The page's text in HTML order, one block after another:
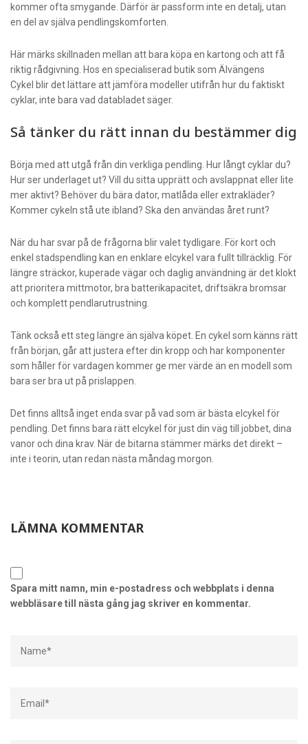
kommer ofta smygande. Därför är passform inte en detalj, utan
en del av själva pendlingskomforten.
Här märks skillnaden mellan att bara köpa en kartong och att få
riktig rådgivning. Hos en specialiserad butik som Älvängens
Cykel blir det lättare att jämföra modeller utifrån hur du faktiskt
cyklar, inte bara vad databladet säger.
Så tänker du rätt innan du bestämmer dig
Börja med att utgå från din verkliga pendling. Hur långt cyklar du?
Hur ser underlaget ut? Vill du sitta upprätt och avslappnat eller lite
mer aktivt? Behöver du bära dator, matlåda eller extrakläder?
Kommer cykeln stå ute ibland? Ska den användas året runt?
När du har svar på de frågorna blir valet tydligare. För kort och
enkel stadspendling kan en enklare elcykel vara fullt tillräcklig. För
längre sträckor, kuperade vägar och daglig användning är det klokt
att prioritera mittmotor, bra batterikapacitet, driftsäkra bromsar
och komplett pendlarutrustning.
Tänk också ett steg längre än själva köpet. En cykel som känns rätt
från början, går att justera efter din kropp och har komponenter
som håller för vardagen kommer ge mer värde än en modell som
bara ser bra ut på prislappen.
Det finns alltså inget enda svar på vad som är bästa elcykel för
pendling. Det finns bara rätt elcykel för just din väg till jobbet, dina
vanor och dina krav. När de bitarna stämmer märks det direkt –
inte i teorin, utan redan nästa måndag morgon.
LÄMNA KOMMENTAR
Spara mitt namn, min e-postadress och webbplats i denna
webbläsare till nästa gång jag skriver en kommentar.